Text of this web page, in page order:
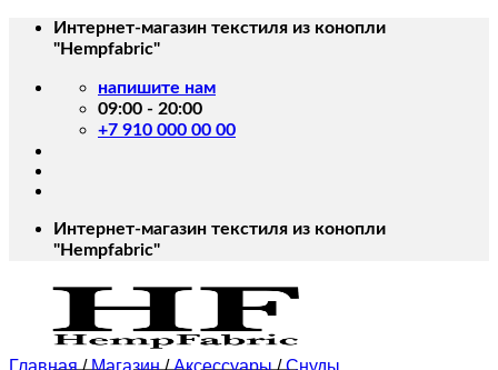
Skip
Интернет-магазин текстиля из конопли
"Hempfabric"
напишите нам
09:00 - 20:00
+7 910 000 00 00
Интернет-магазин текстиля из конопли
"Hempfabric"
Главная / Магазин / Аксессуары / Снуды